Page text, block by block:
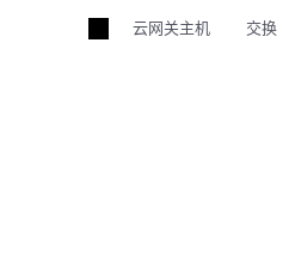
云网关主机 交换